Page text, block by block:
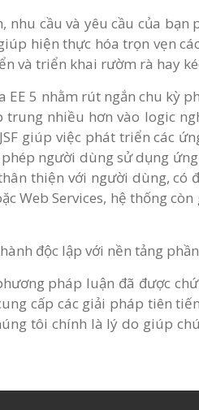
nhu cầu và yêu cầu của
hiện thực hóa trọn vẹn
và triển khai rườm rà hay
5 nhằm rút ngắn chu
nhiều hơn vào logic
giúp việc phát triển các
người dùng sử dụng
thiện với người dùng,
Web Services, hệ thống
độc lập với nền tảng
pháp luận đã được
cấp các giải pháp tiên
tôi chính là lý do giúp